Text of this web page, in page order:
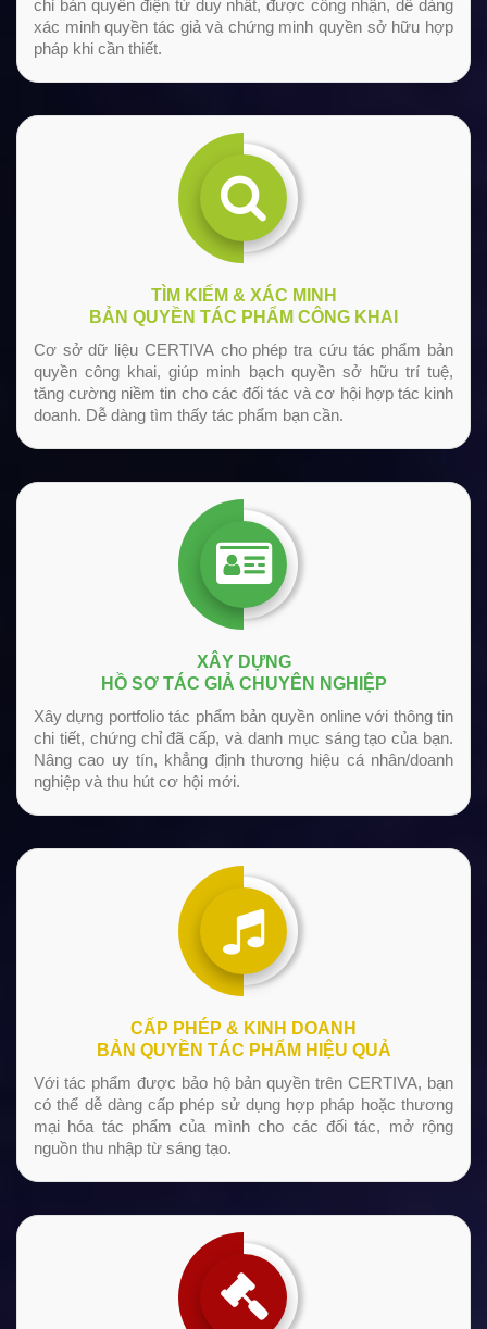
chỉ bản quyền điện tử duy nhất, được công nhận, dễ dàng
xác minh quyền tác giả và chứng minh quyền sở hữu hợp
pháp khi cần thiết.
TÌM KIẾM & XÁC MINH
BẢN QUYỀN TÁC PHẨM CÔNG KHAI
Cơ sở dữ liệu CERTIVA cho phép tra cứu tác phẩm bản
quyền công khai, giúp minh bạch quyền sở hữu trí tuệ,
tăng cường niềm tin cho các đối tác và cơ hội hợp tác kinh
doanh. Dễ dàng tìm thấy tác phẩm bạn cần.
XÂY DỰNG
HỒ SƠ TÁC GIẢ CHUYÊN NGHIỆP
Xây dựng portfolio tác phẩm bản quyền online với thông tin
chi tiết, chứng chỉ đã cấp, và danh mục sáng tạo của bạn.
Nâng cao uy tín, khẳng định thương hiệu cá nhân/doanh
nghiệp và thu hút cơ hội mới.
CẤP PHÉP & KINH DOANH
BẢN QUYỀN TÁC PHẨM HIỆU QUẢ
Với tác phẩm được bảo hộ bản quyền trên CERTIVA, bạn
có thể dễ dàng cấp phép sử dụng hợp pháp hoặc thương
mại hóa tác phẩm của mình cho các đối tác, mở rộng
nguồn thu nhập từ sáng tạo.